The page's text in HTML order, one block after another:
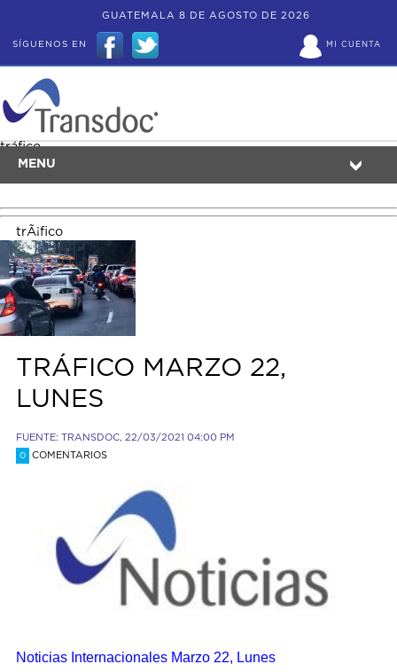
GUATEMALA 8 DE AGOSTO DE 2026
MI CUENTA
SÍGUENOS EN
MENU
tráfico
trÃ¡fico
TRÁFICO MARZO 22,
LUNES
FUENTE: TRANSDOC, 22/03/2021 04:00 PM
0 COMENTARIOS
Noticias Internacionales Marzo 22, Lunes